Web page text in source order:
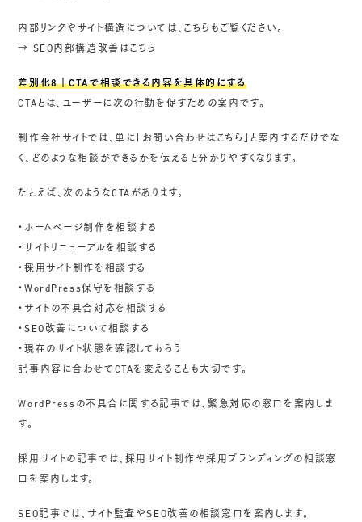
内部リンクやサイト構造については、こちらもご覧ください。
→ SEO内部構造改善はこちら
差別化8｜CTAで相談できる内容を具体的にする
CTAとは、ユーザーに次の行動を促すための案内です。
制作会社サイトでは、単に「お問い合わせはこちら」と案内するだけでな
く、どのような相談ができるかを伝えると分かりやすくなります。
たとえば、次のようなCTAがあります。
・ホームページ制作を相談する
・サイトリニューアルを相談する
・採用サイト制作を相談する
・WordPress保守を相談する
・サイトの不具合対応を相談する
・SEO改善について相談する
・現在のサイト状態を確認してもらう
記事内容に合わせてCTAを変えることも大切です。
WordPressの不具合に関する記事では、緊急対応の窓口を案内しま
す。
採用サイトの記事では、採用サイト制作や採用ブランディングの相談窓
口を案内します。
SEO記事では、サイト監査やSEO改善の相談窓口を案内します。